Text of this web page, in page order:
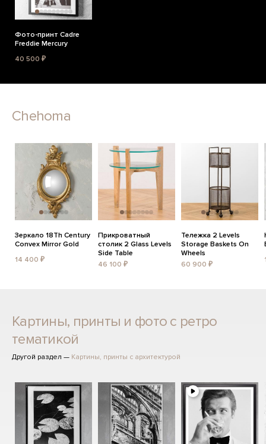
Фото-принт Cadre
Freddie Mercury
40 500 ₽
Chehoma
Зеркало 18Th Century
Convex Mirror Gold
14 400 ₽
Прикроватный
столик 2 Glass Levels
Side Table
46 100 ₽
Тележка 2 Levels
Storage Baskets On
Wheels
60 900 ₽
Картины, принты и фото с ретро
тематикой
Другой раздел — Картины, принты с архитектурой